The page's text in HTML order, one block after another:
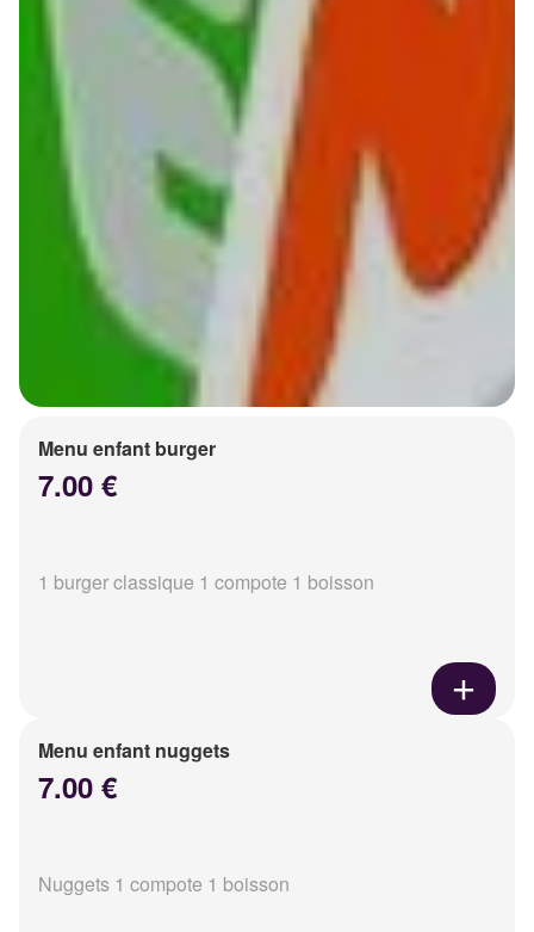
Menu enfant burger
7.00 €
1 burger classique 1 compote 1 boisson
Menu enfant nuggets
7.00 €
Nuggets 1 compote 1 boisson